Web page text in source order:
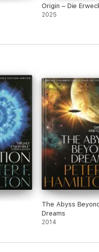
Origin – Die
2025
The Abyss Beyond
Dreams
2014